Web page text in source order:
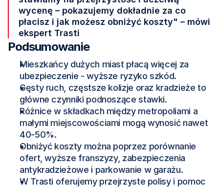
wycenę – pokazujemy dokładnie za co
płacisz i jak możesz obniżyć koszty" – mówi
ekspert Trasti
Podsumowanie
Mieszkańcy dużych miast płacą więcej za
ubezpieczenie - wyższe ryzyko szkód.
Gęsty ruch, częstsze kolizje oraz kradzieże to
główne czynniki podnoszące stawki.
Różnice w składkach między metropoliami a
małymi miejscowościami mogą wynosić nawet
40-50%.
Obniżyć koszty można poprzez porównanie
ofert, wyższe franszyzy, zabezpieczenia
antykradzieżowe i parkowanie w garażu.
W Trasti oferujemy przejrzyste polisy i pomoc